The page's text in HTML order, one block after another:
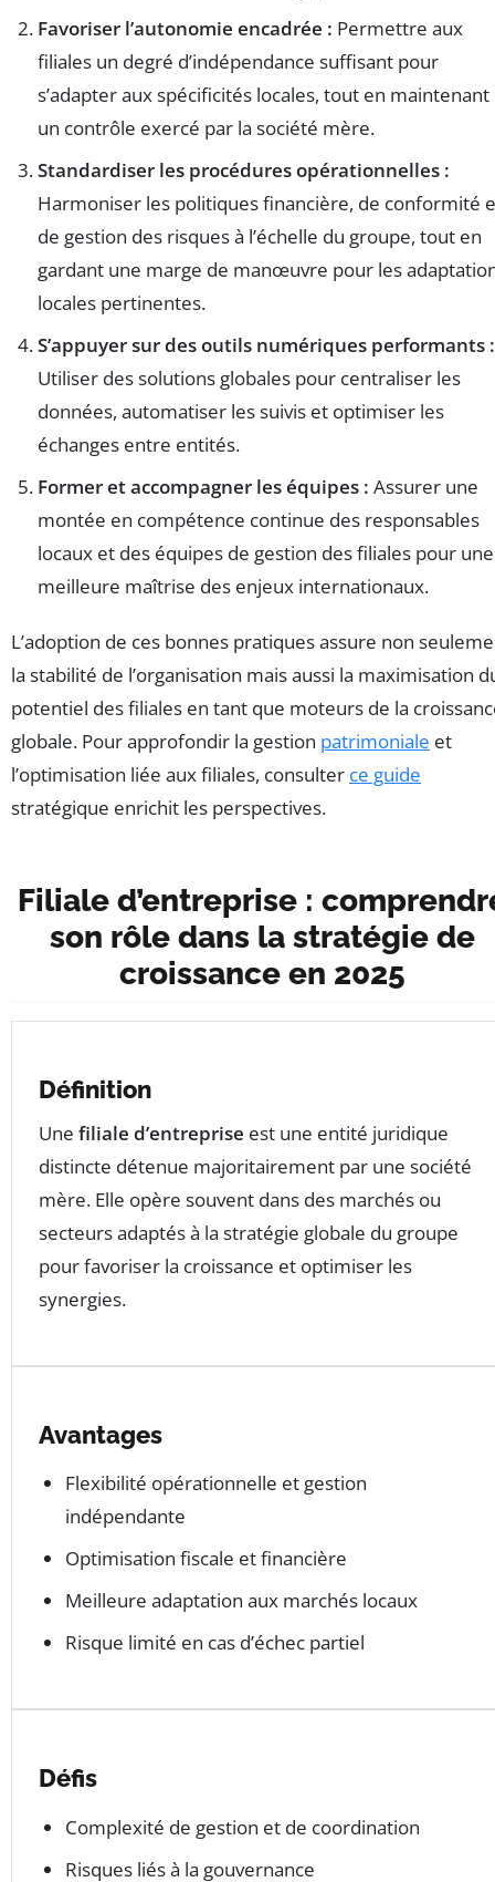
Favoriser l’autonomie encadrée : Permettre aux
filiales un degré d’indépendance suffisant pour
s’adapter aux spécificités locales, tout en maintenant
un contrôle exercé par la société mère.
Standardiser les procédures opérationnelles :
Harmoniser les politiques financière, de conformité
de gestion des risques à l’échelle du groupe, tout en
gardant une marge de manœuvre pour les
locales pertinentes.
S’appuyer sur des outils numériques performants :
Utiliser des solutions globales pour centraliser les
données, automatiser les suivis et optimiser les
échanges entre entités.
Former et accompagner les équipes : Assurer une
montée en compétence continue des responsables
locaux et des équipes de gestion des filiales pour une
meilleure maîtrise des enjeux internationaux.
L’adoption de ces bonnes pratiques assure non
la stabilité de l’organisation mais aussi la maximisation
potentiel des filiales en tant que moteurs de la
globale. Pour approfondir la gestion patrimoniale et
l’optimisation liée aux filiales, consulter ce guide
stratégique enrichit les perspectives.
Filiale d’entreprise :
son rôle dans la stratégie de
croissance en 2025
Définition
Une filiale d’entreprise est une entité juridique
distincte détenue majoritairement par une société
mère. Elle opère souvent dans des marchés ou
secteurs adaptés à la stratégie globale du groupe
pour favoriser la croissance et optimiser les
synergies.
Avantages
Flexibilité opérationnelle et gestion
indépendante
Optimisation fiscale et financière
Meilleure adaptation aux marchés locaux
Risque limité en cas d’échec partiel
Défis
Complexité de gestion et de coordination
Risques liés à la gouvernance